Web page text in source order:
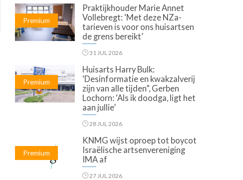
Premium
Praktijkhouder Marie Annet
Vollebregt: ‘Met deze NZa-
tarieven is voor ons huisartsen
de grens bereikt’
31 JUL 2026
Premium
Huisarts Harry Bulk:
‘Desinformatie en kwakzalverij
zijn van alle tijden”, Gerben
Lochorn: ‘Als ik doodga, ligt het
aan jullie’
28 JUL 2026
Premium
KNMG wijst oproep tot boycot
Israëlische artsenvereniging
IMA af
27 JUL 2026